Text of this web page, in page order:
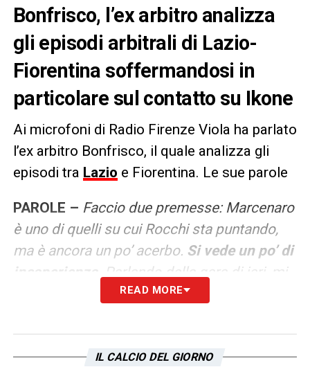
Bonfrisco, l’ex arbitro analizza
gli episodi arbitrali di Lazio-
Fiorentina soffermandosi in
particolare sul contatto su Ikone
Ai microfoni di Radio Firenze Viola ha parlato
l’ex arbitro Bonfrisco, il quale analizza gli
episodi tra Lazio e Fiorentina. Le sue parole
PAROLE – Faccio due premesse: Marcenaro
è uno di quelli su cui Rocchi sta puntando,
ma è ancora un po’ acerbo. Si vede un po’ di
inesperienza
. Parlando della gara di ieri, mi
soffermo sulle direttive: il termine “rigorino”
dati rigori che meriterebbero di essere
dati.Quello su Ikone è uno di questi. C’è un
READ MORE
IL CALCIO DEL GIORNO